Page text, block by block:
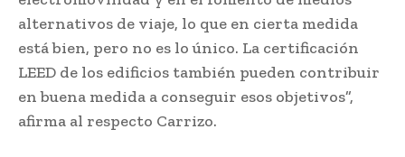
alternativos de viaje, lo que en cierta medida
está bien, pero no es lo único. La certificación
LEED de los edificios también pueden contribuir
en buena medida a conseguir esos objetivos”,
afirma al respecto Carrizo.